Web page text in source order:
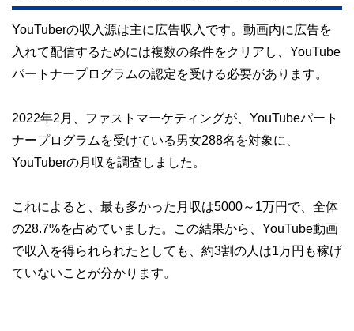
YouTuberの収入源は主に広告収入です。動画内に広告を
入れて配信するためには複数の条件をクリアし、YouTube
パートナープログラムの認定を受ける必要があります。
2022年2月、ファストマーケティングが、YouTubeパート
ナープログラムを受けている男女288名を対象に、
YouTuberの月収を調査しました。
これによると、最も多かった月収は5000～1万円で、全体
の28.7%を占めていました。この結果から、YouTube動画
で収入を得られられたとしても、約3割の人は1万円も稼げ
ていないことが分かります。